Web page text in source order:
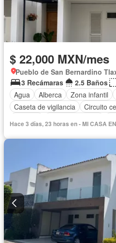
$ 22,000 MXN/mes
3 Recámaras
2.5 Baños
Agua
Alberca Zona infantil
Caseta de vigilancia
Circuito
Sala
Televisión por cable
Vista
Zonas verdes
Solo familias
Hace 3 días, 23 horas en - MI CASA